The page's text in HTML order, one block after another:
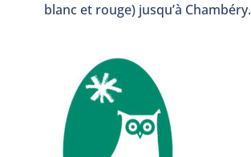
blanc et rouge) jusqu’à Chambéry.